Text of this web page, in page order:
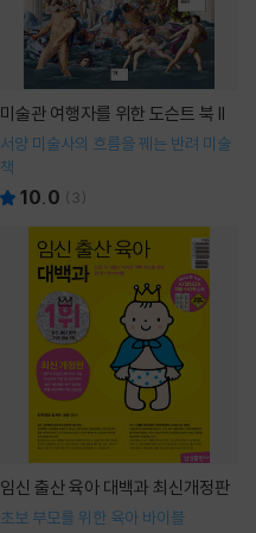
미술관 여행자를 위한 도슨트 북 II
서양 미술사의 흐름을 꿰는 반려 미술
책
10.0 ( 3)
임신 출산 육아 대백과 최신개정판
초보 부모를 위한 육아 바이블